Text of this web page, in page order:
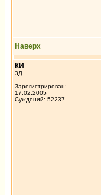
Наверх
КИ
3Д
Зарегистрирован:
17.02.2005
Суждений: 52237